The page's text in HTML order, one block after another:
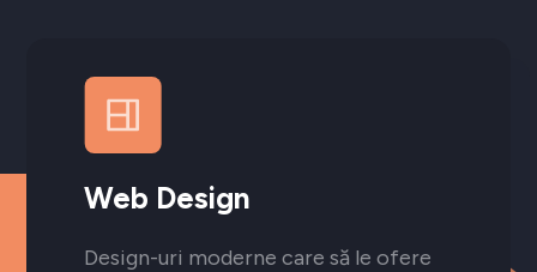
Web Design
Design-uri moderne care să le ofere